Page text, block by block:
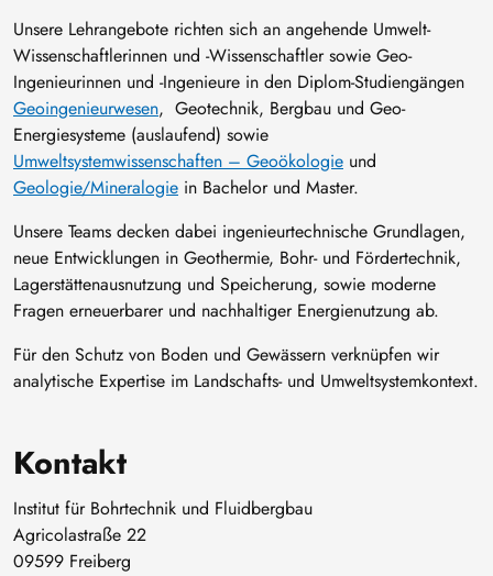
Unsere Lehrangebote richten sich an angehende Umwelt-
Wissenschaftlerinnen und -Wissenschaftler sowie Geo-
Ingenieurinnen und -Ingenieure in den Diplom-Studiengängen
Geoingenieurwesen, Geotechnik, Bergbau und Geo-
Energiesysteme (auslaufend) sowie
Umweltsystemwissenschaften – Geoökologie und
Geologie/Mineralogie in Bachelor und Master.
Unsere Teams decken dabei ingenieurtechnische Grundlagen,
neue Entwicklungen in Geothermie, Bohr- und Fördertechnik,
Lagerstättenausnutzung und Speicherung, sowie moderne
Fragen erneuerbarer und nachhaltiger Energienutzung ab.
Für den Schutz von Boden und Gewässern verknüpfen wir
analytische Expertise im Landschafts- und Umweltsystemkontext.
Kontakt
Institut für Bohrtechnik und Fluidbergbau
Agricolastraße 22
09599 Freiberg